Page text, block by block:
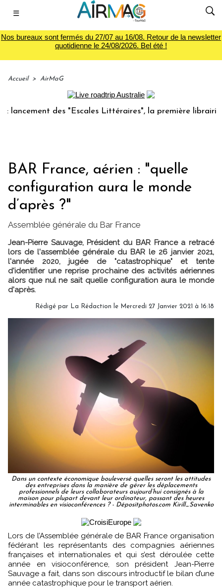
☰
Nos bureaux sont fermés du 27/07 au 16/08. Retour de la newsletter
quotidienne le 24/08/2026. Bel été !
Accueil > AirMaG
des "Escales Littéraires", la première librairie du
BAR France, aérien : "quelle
configuration aura le monde
d’après ?"
Assemblée générale du Bar France
Jean-Pierre Sauvage, Président du BAR France a retracé
lors de l'assemblée générale du BAR le 26 janvier 2021,
l'année 2020, jugée de "catastrophique" et tente
d'identifier une reprise prochaine des activités aériennes
alors que nul ne sait quelle configuration aura le monde
d'après.
Rédigé par La Rédaction le Mercredi 27 Janvier 2021 à 16:18
Dans un contexte économique bouleversé quelles seront les attitudes
des entreprises dans la manière de gérer les déplacements
professionnels de leurs collaborateurs aujourd’hui consignés à la
maison pour plupart devant leur ordinateur, passant des heures
interminables en visioconférences ? - Dépositphotos.com Kirill_Savenko
Lors de l’Assemblée générale de BAR France organisation
fédérant les représentants des compagnies aériennes
françaises et internationales et qui s’est déroulée cette
année en visioconférence, son président Jean-Pierre
Sauvage a fait, dans son discours introductif le bilan d’une
année catastrophique pour le transport aérien.